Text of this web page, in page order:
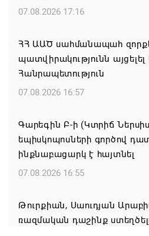
07.08.2026 17:16
ՀՀ ԱԱԾ սահմանապահ
պատվիրակությունն
Հանրապետություն
07.08.2026 16:57
Գարեգին Բ-ի (Կտրիճ
եպիսկոպոսների գործով
ինքնաբացարկ է հայտնել
07.08.2026 16:55
Թուրքիան, Սաուդյան
ռազմական դաշինք